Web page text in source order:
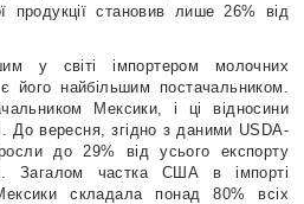
продукції становив лише 26% від
у світі імпортером молочних
його найбільшим постачальником.
Мексики, і ці відносини
До вересня, згідно з даними USDA-
до 29% від усього експорту
Загалом частка США в імпорті
складала понад 80% всіх